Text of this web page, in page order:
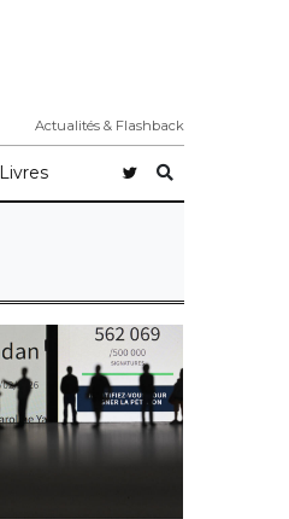
Actualités & Flashback
Livres